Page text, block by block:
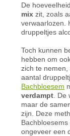
De
mixzit, zoals
verwaarlozen.
druppeltjes
Toch kunnen
hebben om
zich te
aantal
Bachbloesem
verdampt .
maar de
zijn. Deze
ongeveer een